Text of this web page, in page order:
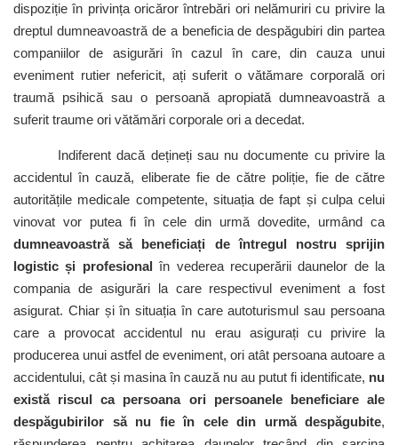
dispoziție în privința oricăror întrebări ori nelămuriri cu privire la
dreptul dumneavoastră de a beneficia de despăgubiri din partea
companiilor de asigurări în cazul în care, din cauza unui
eveniment rutier nefericit, ați suferit o vătămare corporală ori
traumă psihică sau o persoană apropiată dumneavoastră a
suferit traume ori vătămări corporale ori a decedat.
Indiferent dacă dețineți sau nu documente cu privire la
accidentul în cauză, eliberate fie de către poliție, fie de către
autoritățile medicale competente, situația de fapt și culpa celui
vinovat vor putea fi în cele din urmă dovedite, urmând ca
dumneavoastră să beneficiați de întregul nostru sprijin
logistic și profesional în vederea recuperării daunelor de la
compania de asigurări la care respectivul eveniment a fost
asigurat. Chiar și în situația în care autoturismul sau persoana
care a provocat accidentul nu erau asigurați cu privire la
producerea unui astfel de eveniment, ori atât persoana autoare a
accidentului, cât și masina în cauză nu au putut fi identificate, nu
există riscul ca persoana ori persoanele beneficiare ale
despăgubirilor să nu fie în cele din urmă despăgubite,